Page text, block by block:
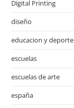
Digital Printing
diseño
educacion y deporte
escuelas
escuelas de arte
españa